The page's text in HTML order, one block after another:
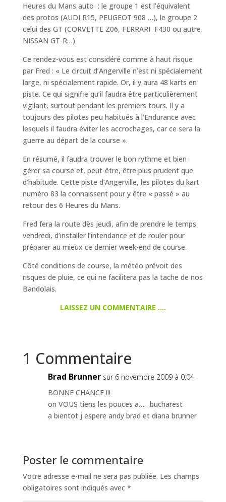
Heures du Mans auto : le groupe 1 est l’équivalent
des protos (AUDI R15, PEUGEOT 908 …), le groupe 2
celui des GT (CORVETTE Z06, FERRARI F430 ou autre
NISSAN GT-R…)
Ce rendez-vous est considéré comme à haut risque
par Fred : « Le circuit d’Angerville n’est ni spécialement
large, ni spécialement rapide. Or, il y aura 48 karts en
piste. Ce qui signifie qu’il faudra être particulièrement
vigilant, surtout pendant les premiers tours. Il y a
toujours des pilotes peu habitués à l’Endurance avec
lesquels il faudra éviter les accrochages, car ce sera la
guerre au départ de la course ».
En résumé, il faudra trouver le bon rythme et bien
gérer sa course et, peut-être, être plus prudent que
d’habitude. Cette piste d’Angerville, les pilotes du kart
numéro 83 la connaissent pour y être « passé » au
retour des 6 Heures du Mans.
Fred fera la route dès jeudi, afin de prendre le temps
vendredi, d’installer l’intendance et de rouler pour
préparer au mieux ce dernier week-end de course.
Côté conditions de course, la météo prévoit des
risques de pluie, ce qui ne facilitera pas la tache de nos
Bandolais.
LAISSEZ UN COMMENTAIRE ….
1 Commentaire
Brad Brunner sur 6 novembre 2009 à 0:04
BONNE CHANCE !!!
on VOUS tiens les pouces a……bucharest
a bientot j espere andy brad et diana brunner
Poster le commentaire
Votre adresse e-mail ne sera pas publiée. Les champs
obligatoires sont indiqués avec *